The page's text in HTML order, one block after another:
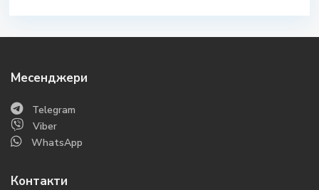
Месенджери
Telegram
Viber
WhatsApp
Контакти